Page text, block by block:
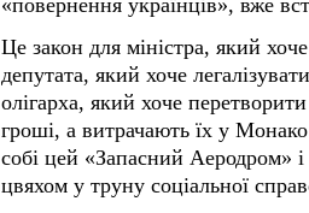
«повернення українців», вже
Це закон для міністра, який
депутата, який хоче
олігарха, який хоче
гроші, а витрачають їх у
собі цей «Запасний Аеродром»
цвяхом у труну соціальної